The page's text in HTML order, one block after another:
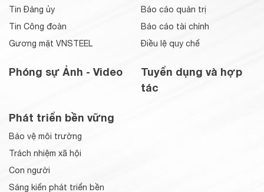
Tin Đảng ủy
Tin Công đoàn
Gương mặt VNSTEEL
Phóng sự Ảnh - Video
Báo cáo quản trị
Báo cáo tài chính
Điều lệ quy chế
Tuyển dụng và hợp
tác
Phát triển bền vững
Bảo vệ môi trường
Trách nhiệm xã hội
Con người
Sáng kiến phát triển bền